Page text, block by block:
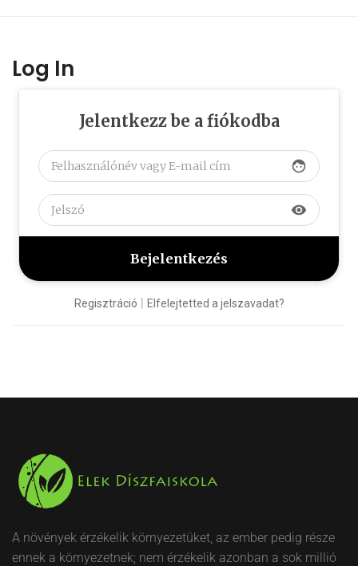
Log In
Jelentkezz be a fiókodba
face
visibility
Regisztráció | Elfelejtetted a jelszavadat?
A növények érzékelik környezetüket, az ember pedig része
ennek a környezetnek; nem érzékelik azonban a sok millió